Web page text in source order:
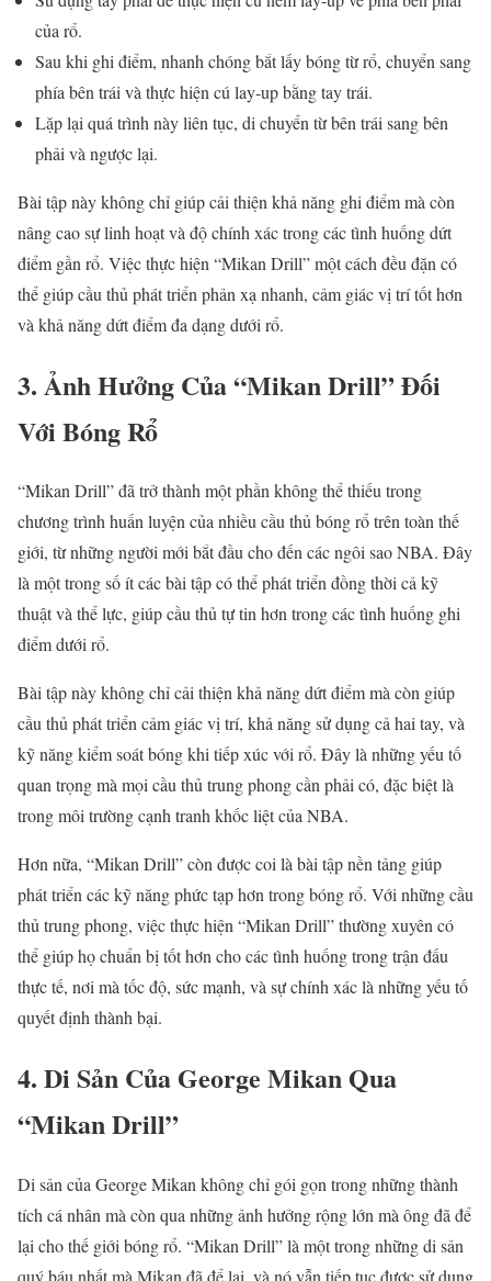
của rổ.
Sau khi ghi điểm, nhanh chóng bắt lấy bóng từ rổ, chuyển sang
phía bên trái và thực hiện cú lay-up bằng tay trái.
Lặp lại quá trình này liên tục, di chuyển từ bên trái sang bên
phải và ngược lại.
Bài tập này không chỉ giúp cải thiện khả năng ghi điểm mà còn
nâng cao sự linh hoạt và độ chính xác trong các tình huống dứt
điểm gần rổ. Việc thực hiện “Mikan Drill” một cách đều đặn có
thể giúp cầu thủ phát triển phản xạ nhanh, cảm giác vị trí tốt hơn
và khả năng dứt điểm đa dạng dưới rổ.
3. Ảnh Hưởng Của “Mikan Drill” Đối
Với Bóng Rổ
“Mikan Drill” đã trở thành một phần không thể thiếu trong
chương trình huấn luyện của nhiều cầu thủ bóng rổ trên toàn thế
giới, từ những người mới bắt đầu cho đến các ngôi sao NBA. Đây
là một trong số ít các bài tập có thể phát triển đồng thời cả kỹ
thuật và thể lực, giúp cầu thủ tự tin hơn trong các tình huống ghi
điểm dưới rổ.
Bài tập này không chỉ cải thiện khả năng dứt điểm mà còn giúp
cầu thủ phát triển cảm giác vị trí, khả năng sử dụng cả hai tay, và
kỹ năng kiểm soát bóng khi tiếp xúc với rổ. Đây là những yếu tố
quan trọng mà mọi cầu thủ trung phong cần phải có, đặc biệt là
trong môi trường cạnh tranh khốc liệt của NBA.
Hơn nữa, “Mikan Drill” còn được coi là bài tập nền tảng giúp
phát triển các kỹ năng phức tạp hơn trong bóng rổ. Với những cầu
thủ trung phong, việc thực hiện “Mikan Drill” thường xuyên có
thể giúp họ chuẩn bị tốt hơn cho các tình huống trong trận đấu
thực tế, nơi mà tốc độ, sức mạnh, và sự chính xác là những yếu tố
quyết định thành bại.
4. Di Sản Của George Mikan Qua
“Mikan Drill”
Di sản của George Mikan không chỉ gói gọn trong những thành
tích cá nhân mà còn qua những ảnh hưởng rộng lớn mà ông đã để
lại cho thế giới bóng rổ. “Mikan Drill” là một trong những di sản
quý báu nhất mà Mikan đã để lại, và nó vẫn tiếp tục được sử dụng